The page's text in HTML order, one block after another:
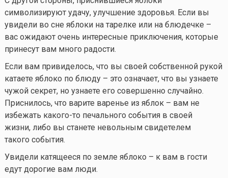
символизируют удачу, улучшение здоровья. Если вы
увидели во сне яблоки на тарелке или на блюдечке –
вас ожидают очень интересные приключения, которые
принесут вам много радости.
Если вам привиделось, что вы своей собственной рукой
катаете яблоко по блюду – это означает, что вы узнаете
чужой секрет, но узнаете его совершенно случайно.
Приснилось, что варите варенье из яблок – вам не
избежать какого-то печального события в своей
жизни, либо вы станете невольным свидетелем
такого события.
Увидели катящееся по земле яблоко – к вам в гости
едут дорогие вам люди.